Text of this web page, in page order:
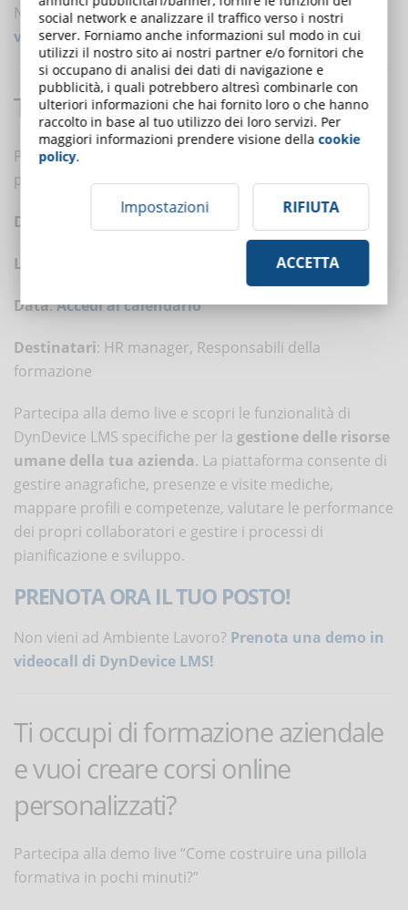
Non vieni ad Ambiente Lavoro?Prenota una demo in
videocall di DynDevice LMS!
Ti occupi di Risorse Umane?
Partecipa alla demo live “DynDevice LMS HR:
piattaforma per la gestione delle risorse umane”
Durata
Luogo : Bologna Fiere - Stand A45 (Padiglione 21)
Data:Accedi al calendario
Destinatari: HR manager, Responsabili della
formazione
Partecipa alla demo live e scopri le funzionalità di
DynDevice LMS specifiche per la gestione delle risorse
umane della tua azienda. La piattaforma consente di
gestire anagrafiche, presenze e visite mediche,
mappare profili e competenze, valutare le performance
dei propri collaboratori e gestire i processi di
pianificazione e sviluppo.
PRENOTA ORA IL TUO POSTO!
Non vieni ad Ambiente Lavoro? Prenota una demo in
videocall di DynDevice LMS!
Ti occupi di formazione aziendale
e vuoi creare corsi online
personalizzati?
Partecipa alla demo live “Come costruire una pillola
formativa in pochi minuti?”
social network e analizzare il traffico verso i nostri
server. Forniamo anche informazioni sul modo in cui
utilizzi il nostro sito ai nostri partner e/o fornitori che
si occupano di analisi dei dati di navigazione e
pubblicità, i quali potrebbero altresì combinarle con
ulteriori informazioni che hai fornito loro o che hanno
raccolto in base al tuo utilizzo dei loro servizi. Per
maggiori informazioni prendere visione dellacookie
policy.
Impostazioni RIFIUTA
ACCETTA